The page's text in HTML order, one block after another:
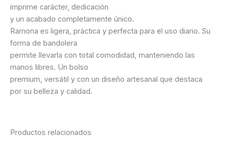
imprime carácter, dedicación
y un acabado completamente único.
Ramona es ligera, práctica y perfecta para el uso diario. Su
forma de bandolera
permite llevarla con total comodidad, manteniendo las
manos libres. Un bolso
premium, versátil y con un diseño artesanal que destaca
por su belleza y calidad.
Productos relacionados